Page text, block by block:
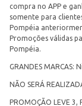
compra no APP e
somente para
Pompéia
Promoções válidas
Pompéia.
GRANDES MARCAS:
NÃO SERÁ
PROMOÇÃO LEVE